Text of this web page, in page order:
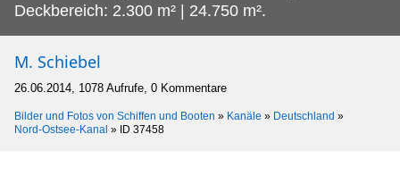
Deckbereich: 2.300 m² | 24.750 m².
M. Schiebel
26.06.2014, 1078 Aufrufe, 0 Kommentare
Bilder und Fotos von Schiffen und Booten » Kanäle » Deutschland »
Nord-Ostsee-Kanal » ID 37458